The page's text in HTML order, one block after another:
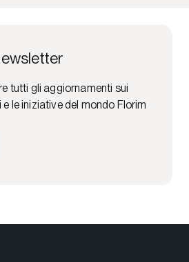
tutti gli aggiornamenti sui
le iniziative del mondo Florim